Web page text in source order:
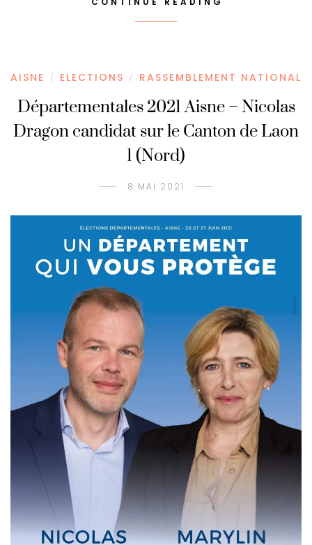
AISNE / ELECTIONS / RASSEMBLEMENT NATIONAL
Départementales 2021 Aisne – Nicolas
Dragon candidat sur le Canton de Laon
1 (Nord)
8 MAI 2021